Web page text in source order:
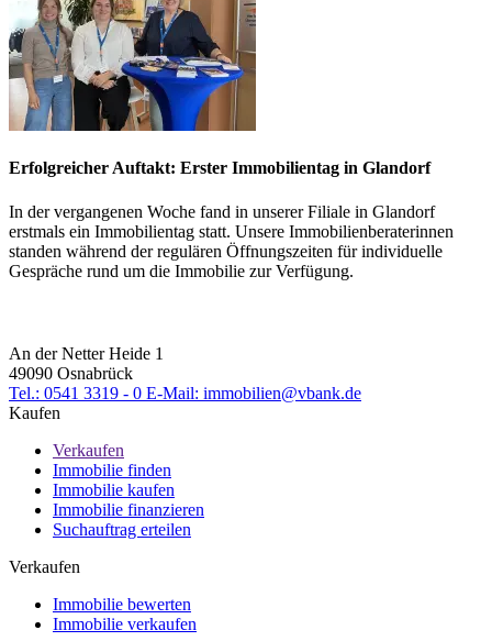
Erfolgreicher Auftakt: Erster Immobilientag in Glandorf
In der vergangenen Woche fand in unserer Filiale in Glandorf
erstmals ein Immobilientag statt. Unsere Immobilienberaterinnen
standen während der regulären Öffnungszeiten für individuelle
Gespräche rund um die Immobilie zur Verfügung.
An der Netter Heide 1
49090 Osnabrück
Tel.: 0541 3319 - 0 E-Mail: immobilien@vbank.de
Kaufen
Verkaufen
Immobilie finden
Immobilie kaufen
Immobilie finanzieren
Suchauftrag erteilen
Verkaufen
Immobilie bewerten
Immobilie verkaufen